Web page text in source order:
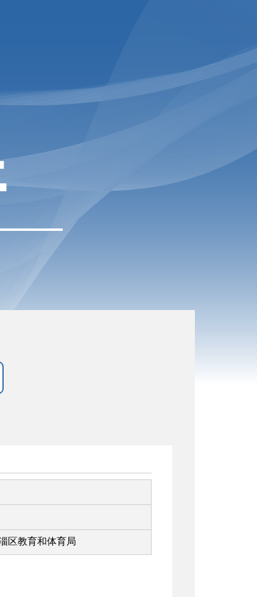
区教育和体育局